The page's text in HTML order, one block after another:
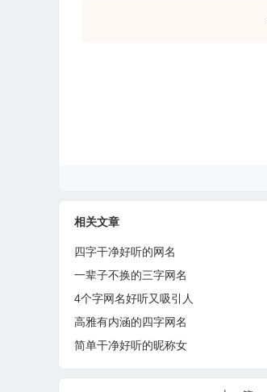
相关文章
四字干净好听的网名
一辈子不换的三字网名
4个字网名好听又吸引人
高雅有内涵的四字网名
简单干净好听的昵称女